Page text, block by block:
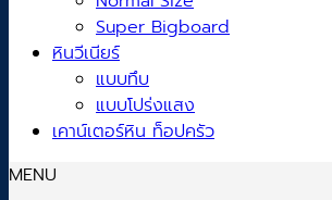
Super Bigboard
หินวีเนียร์
แบบทึบ
แบบโปร่งแสง
เคาน์เตอร์หิน ท็อปครัว
MENU